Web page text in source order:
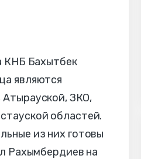
КНБ Бахытбек
являются
ЗКО,
областей.
из них готовы
Рахымбердиев на